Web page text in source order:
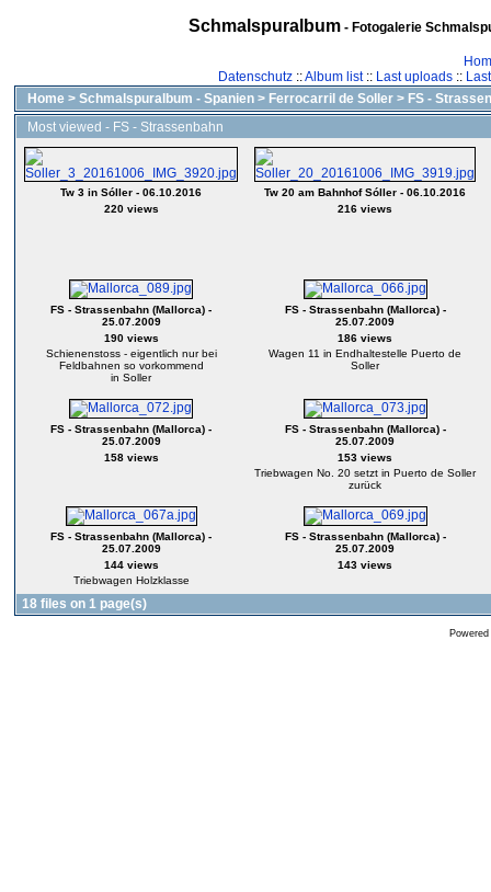
Schmalspuralbum- Fotogalerie
Datenschutz::Album list:: Last uploads::
Home > Schmalspuralbum - Spanien > Ferrocarril de Soller > FS -
Most viewed - FS - Strassenbahn
Tw 3 in Sóller - 06.10.2016
220 views
Tw 20 am Bahnhof Sóller - 06.10.2016
216 views
FS - Strassenbahn (Mallorca) -
25.07.2009
190 views
Schienenstoss - eigentlich nur bei
Feldbahnen so vorkommend
in Soller
FS - Strassenbahn (Mallorca) -
25.07.2009
186 views
Wagen 11 in Endhaltestelle Puerto de
Soller
FS - Strassenbahn (Mallorca) -
25.07.2009
158 views
FS - Strassenbahn (Mallorca) -
25.07.2009
153 views
Triebwagen No. 20 setzt in Puerto de Soller
zurück
FS - Strassenbahn (Mallorca) -
25.07.2009
144 views
Triebwagen Holzklasse
FS - Strassenbahn (Mallorca) -
25.07.2009
143 views
18 files on 1 page(s)